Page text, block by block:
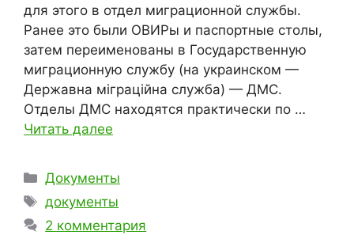
для этого в отдел миграционной службы.
Ранее это были ОВИРы и паспортные столы,
затем переименованы в Государственную
миграционную службу (на украинском —
Державна міграційна служба) — ДМС.
Отделы ДМС находятся практически по …
Читать далее
Рубрики
Документы
Метки
документы
2 комментария